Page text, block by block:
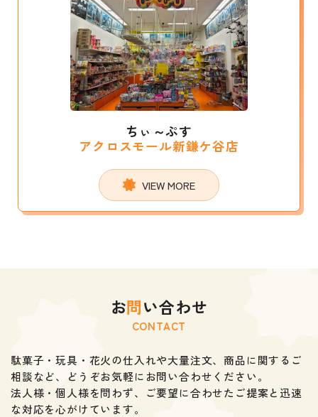
ちぃ～ぷす
アクロスモール新鎌ケ谷店
VIEW MORE
お問い合わせ
CONTACT
駄菓子・玩具・花火の仕入れや大量注文、商品に関するご
相談など、
どうぞお気軽にお問い合わせください。
法人様・個人様を問わず、ご要望に合わせたご提案と迅速
な対応を心がけています。